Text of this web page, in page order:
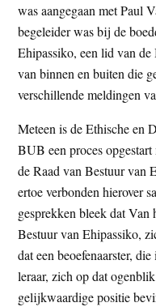
was aangegaan met Paul
begeleider was bij de
Ehipassiko, een lid van
van binnen en buiten die
verschillende meldingen
Meteen is de Ethische en
BUB een proces
de Raad van Bestuur van
ertoe verbonden hierover
gesprekken bleek dat Van
Bestuur van Ehipassiko,
dat een beoefenaarster,
leraar, zich op dat
gelijkwaardige positie